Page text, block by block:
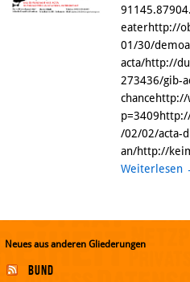
eaterhttp://
01/30/
acta/http://
273436/gib-
/02/02/acta-
an/http://
Weiterlesen
Neues aus anderen Gliederungen
Bund